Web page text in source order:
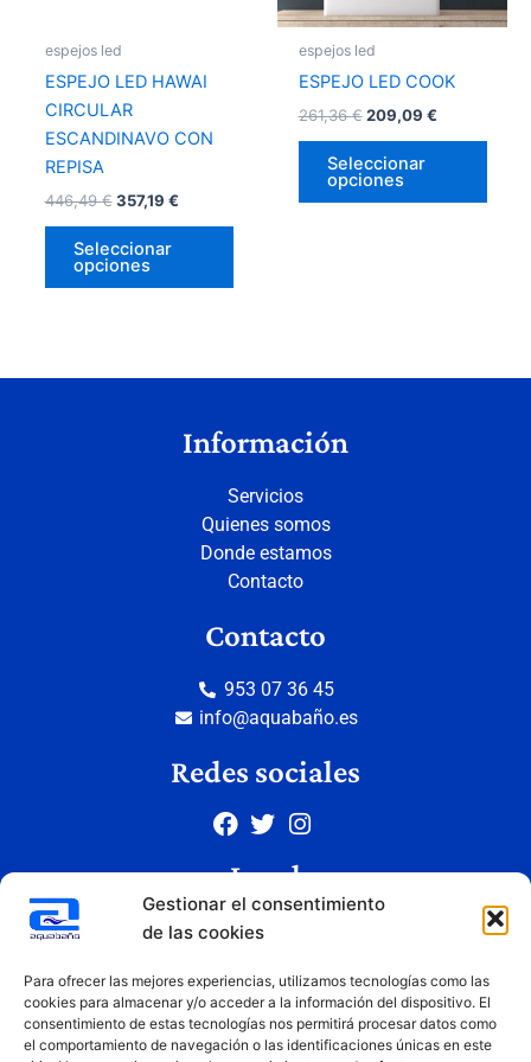
Gestionar el consentimiento
de las cookies
Para ofrecer las mejores experiencias, utilizamos tecnologías como las
cookies para almacenar y/o acceder a la información del dispositivo. El
consentimiento de estas tecnologías nos permitirá procesar datos como
el comportamiento de navegación o las identificaciones únicas en este
espejos led
ESPEJO LED HAWAI
CIRCULAR
ESCANDINAVO CON
REPISA
446,49€ 357,19 €
Seleccionar
opciones
producto
espejos led
ESPEJO LED COOK
261,36€ 209,09 €
Seleccionar
opciones
se
Información
Servicios
Quienes somos
Donde estamos
Contacto
Contacto
953 07 36 45
info@aquabaño.es
Redes sociales
Legal
Aviso legal
Política de cookies
Condiciones de uso